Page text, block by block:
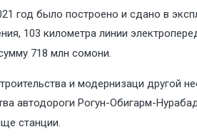
год было построено и сдано в
103 километра линии
718 млн сомони.
и модернизаци
автодороги Рогун-Обигарм-
станции.